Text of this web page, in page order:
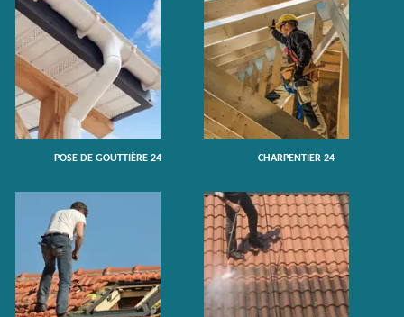
POSE DE GOUTTIÈRE 24 CHARPENTIER 24